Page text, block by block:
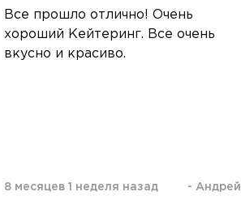
Все прошло отлично! Очень
хороший Кейтеринг. Все очень
вкусно и красиво.
8 месяцев 1 неделя назад - Андрей